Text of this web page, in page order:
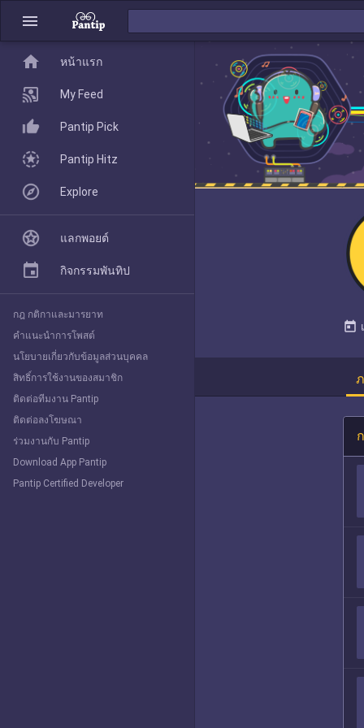
menu
today
home
Pantip Pick
Explore
home หน้าแรก
My Feed
Pantip Pick
Pantip Hitz
Explore
แลกพอยต์
กิจกรรมพันทิป
กฎ กติกาและมารยาท
คำแนะนำการโพสต์
นโยบายเกี่ยวกับข้อมูลส่วนบุคคล
สิทธิ์การใช้งานของสมาชิก
ติดต่อทีมงาน Pantip
ติดต่อลงโฆษณา
ร่วมงานกับ Pantip
Download App Pantip
Pantip Certified Developer